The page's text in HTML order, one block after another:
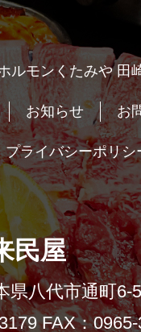
ルモンくたみや 田
お知らせ お
プライバシーポリシ
民屋
県八代市通町6-
FAX：